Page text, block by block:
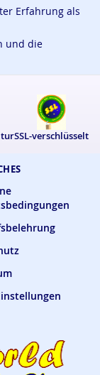
Erfahrung als
und die
SSL-verschlüsselt